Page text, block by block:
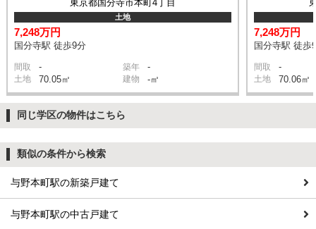
東京都国分寺市本町4丁目
土地
7,248万円
国分寺駅 徒歩9分
間取 - 築年 -
土地 70.05㎡ 建物 -㎡
7,248万円
国分寺駅 徒歩
間取 -
土地 70.06㎡
同じ学区の物件はこちら
類似の条件から検索
与野本町駅の新築戸建て
与野本町駅の中古戸建て